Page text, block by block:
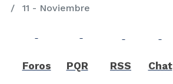
11 - Noviembre
Foros PQR RSS Chat